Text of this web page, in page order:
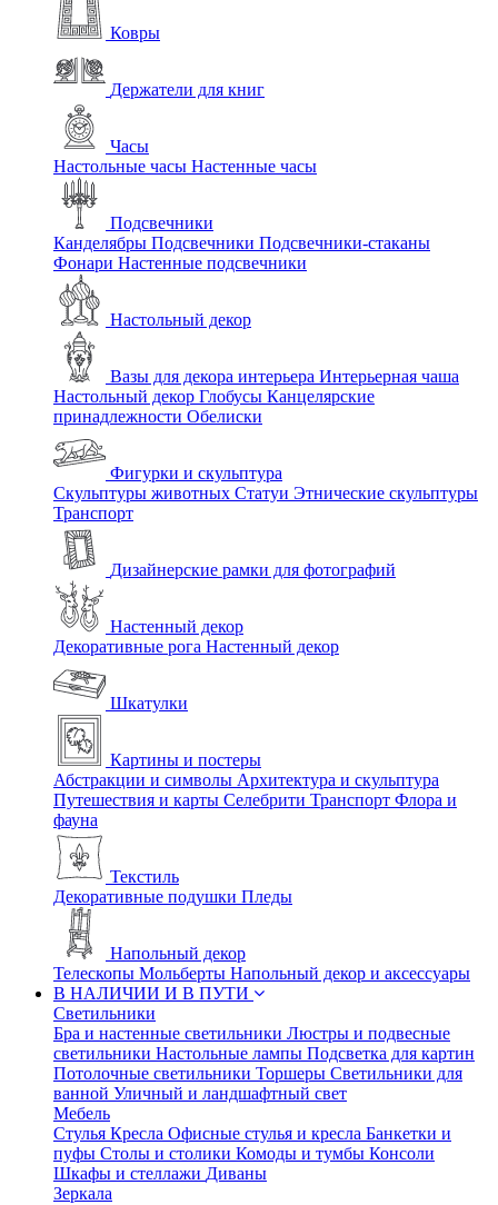
Ковры
Держатели для книг
Часы
Настольные часы Настенные часы
Подсвечники
Канделябры Подсвечники Подсвечники-стаканы
Фонари Настенные подсвечники
Настольный декор
Вазы для декора интерьера Интерьерная чаша
Настольный декор Глобусы Канцелярские
принадлежности Обелиски
Фигурки и скульптура
Скульптуры животных Статуи Этнические скульптуры
Транспорт
Дизайнерские рамки для фотографий
Настенный декор
Декоративные рога Настенный декор
Шкатулки
Картины и постеры
Абстракции и символы Архитектура и скульптура
Путешествия и карты Селебрити Транспорт Флора и
фауна
Текстиль
Декоративные подушки Пледы
Напольный декор
Телескопы Мольберты Напольный декор и аксессуары
В НАЛИЧИИ И В ПУТИ
Светильники
Бра и настенные светильники Люстры и подвесные
светильники Настольные лампы Подсветка для картин
Потолочные светильники Торшеры Светильники для
ванной Уличный и ландшафтный свет
Мебель
Стулья Кресла Офисные стулья и кресла Банкетки и
пуфы Столы и столики Комоды и тумбы Консоли
Шкафы и стеллажи Диваны
Зеркала